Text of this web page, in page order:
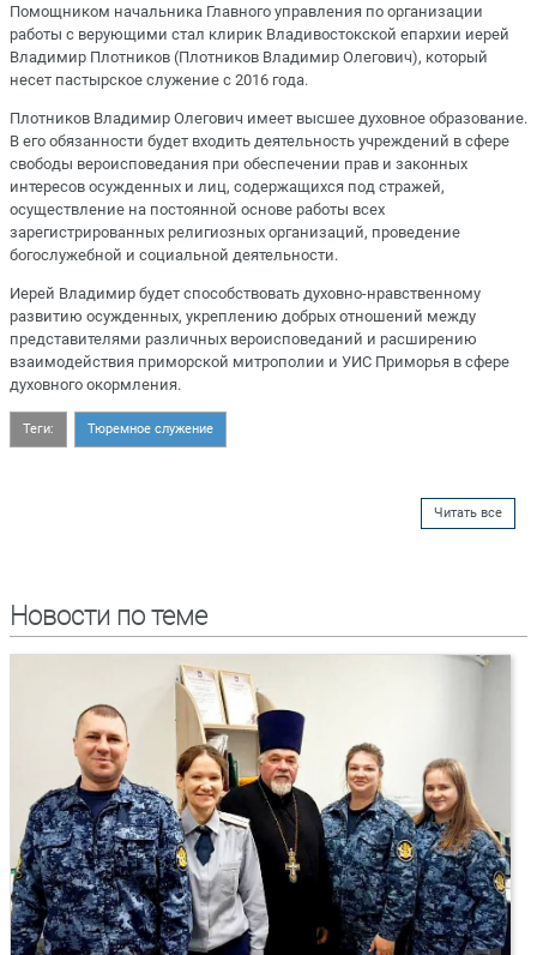
Помощником начальника Главного управления по организации
работы с верующими стал клирик Владивостокской епархии иерей
Владимир Плотников (Плотников Владимир Олегович), который
несет пастырское служение с 2016 года.
Плотников Владимир Олегович имеет высшее духовное образование.
В его обязанности будет входить деятельность учреждений в сфере
свободы вероисповедания при обеспечении прав и законных
интересов осужденных и лиц, содержащихся под стражей,
осуществление на постоянной основе работы всех
зарегистрированных религиозных организаций, проведение
богослужебной и социальной деятельности.
Иерей Владимир будет способствовать духовно-нравственному
развитию осужденных, укреплению добрых отношений между
представителями различных вероисповеданий и расширению
взаимодействия приморской митрополии и УИС Приморья в сфере
духовного окормления.
Теги: Тюремное служение
Читать все
Новости по теме